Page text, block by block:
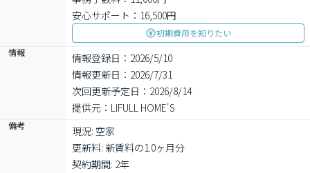
安心サポート：16,500円
初期費用を知りたい
情報
情報登録日：2026/5/10
情報更新日：2026/7/31
次回更新予定日：2026/8/14
提供元：LIFULL HOME'S
備考
現況: 空家
更新料: 新賃料の1.0ヶ月分
契約期間: 2年